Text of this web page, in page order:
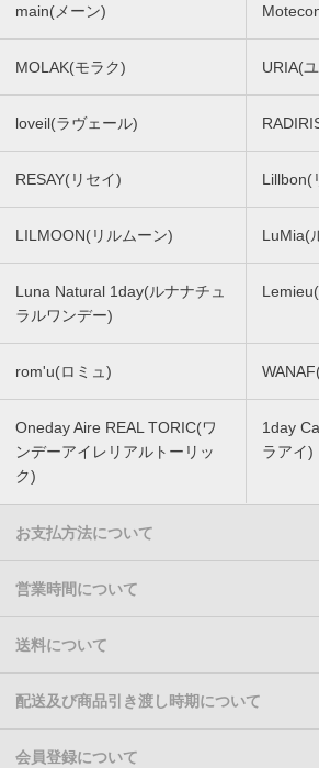
main(メーン)
MOLAK(モラク) URIA(
loveil(ラヴェール)
RESAY(リセイ) Lillbon(
LILMOON(リルムーン) LuMia(
Luna Natural 1day(ルナナチュ
ラルワンデー)
rom'u(ロミュ)
Oneday Aire REAL TORIC(ワ
ンデーアイレリアルトーリッ
ク)
1day
ラアイ)
お支払方法について
営業時間について
送料について
配送及び商品引き渡し時期について
会員登録について